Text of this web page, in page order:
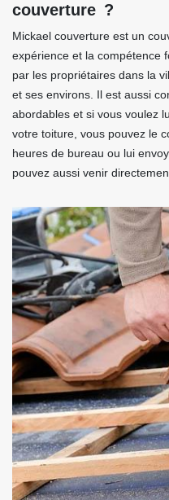
couverture ?
Mickael couverture est un
expérience et la compétence
par les propriétaires dans la
et ses environs. Il est aussi
abordables et si vous voulez
votre toiture, vous pouvez le
heures de bureau ou lui
pouvez aussi venir